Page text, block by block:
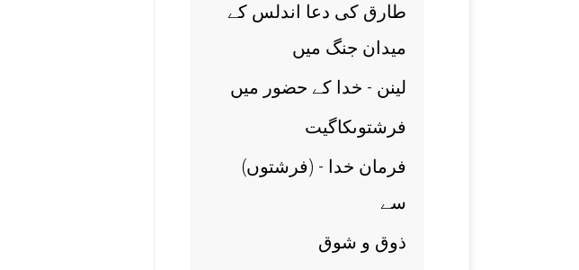
طارق کی دعا اندلس کے
ميدان جنگ ميں
لينن - خدا کے حضور ميں
فرشتوںکاگيت
(فرمان خدا - (فرشتوں
سے
ذوق و شوق